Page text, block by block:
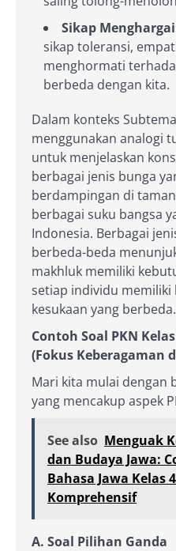
Sikap
sikap toleransi,
menghormati
berbeda dengan kita.
Dalam konteks
menggunakan analogi
untuk menjelaskan
berbagai jenis bunga
berdampingan di
berbagai suku bangsa
Indonesia. Berbagai
berbeda-beda
makhluk memiliki
setiap individu memiliki
kesukaan yang berbeda.
Contoh Soal PKN
(Fokus Keberagaman
Mari kita mulai dengan
yang mencakup aspek
See also Menguak
dan Budaya Jawa:
Bahasa Jawa Kelas
Komprehensif
A. Soal Pilihan Ganda